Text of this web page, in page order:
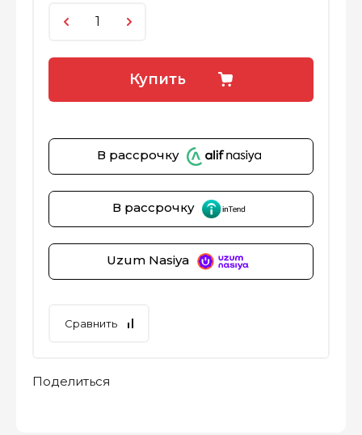
Купить
В рассрочку
В рассрочку
Uzum Nasiya
Сравнить
Поделиться